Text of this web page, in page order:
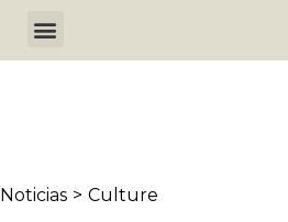
Menu
Noticias Culture